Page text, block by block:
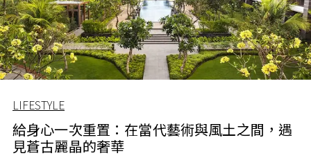
LIFESTYLE
給身心一次重置：在當代藝術與風土之間，遇
見蒼古麗晶的奢華